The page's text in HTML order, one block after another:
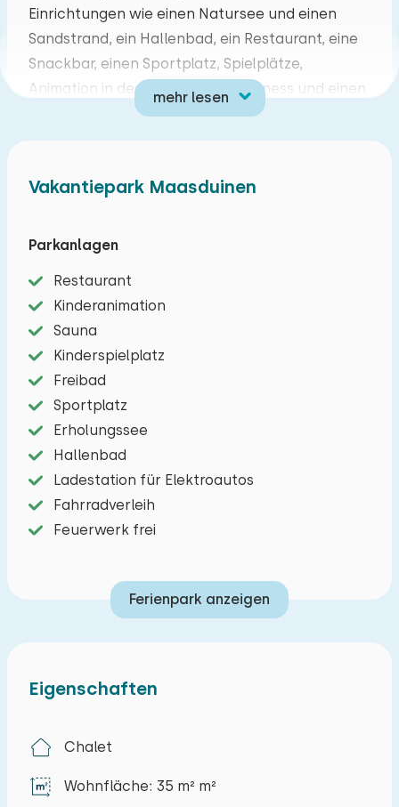
Einrichtungen wie einen Natursee und einen
Sandstrand, ein Hallenbad, ein Restaurant, eine
Snackbar, einen Sportplatz, Spielplätze,
Animation in der Hochsaison, Wellness und einen
Fahrradverleih. In der Nähe befindet sich der
Nationalpark Maasduinen, in dem Sie herrlich
Ausflug mit der ganzen Familie können Sie den
Schlossgärten von Arcen und den Attractiepark
Das gemütliche Wohnzimmer hat eine Ess- und
Sitzecke mit Fernseher. Die offene Küche ist mit
einem 4-Platten-Herd, Geschirrspüler, Kombi-
Mikrowelle, Wasserkocher un einer Nespresso
ausgestattet. Es gibt zwei Schlafzimmer für zwei
Personen. Das Badezimmer hat eine Dusche, ein
Waschbecken und eine Toilette. Draußen gibt es
eine Terrasse mit Gartenmöbeln. Es gibt
Parkplatz für ein Auto bei das Ferienhaus.
Vorzugsweise zu reservieren, je nach
Zwei Liegestühle
mehr lesen
10 11 12 13 14 15 16
17 18 19 20 21 22
Eigenschaften
Chalet
Wohnfläche: 35 m² m²
Vakantiepark Maasduinen
Parkanlagen
Restaurant
Kinderanimation
Sauna
Kinderspielplatz
Freibad
Sportplatz
Erholungssee
Hallenbad
Ladestation für Elektroautos
Fahrradverleih
Feuerwerk frei
Ferienpark anzeigen